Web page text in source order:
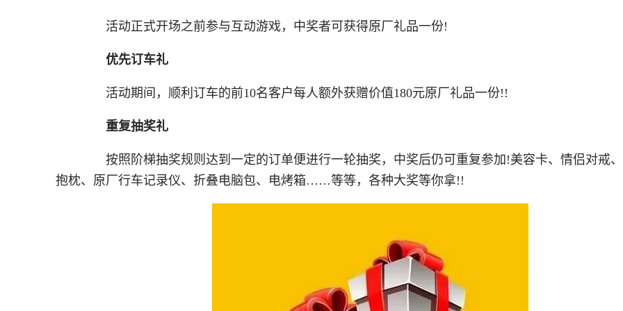
活动正式开场之前参与互动游戏，中奖者可获得原厂礼品一份!
优先订车礼
活动期间，顺利订车的前10名客户每人额外获赠价值180元原厂礼品一份!!
重复抽奖礼
按照阶梯抽奖规则达到一定的订单便进行一轮抽奖，中奖后仍可重复参加!美容卡、情侣对戒
抱枕、原厂行车记录仪、折叠电脑包、电烤箱……等等，各种大奖等你拿!!